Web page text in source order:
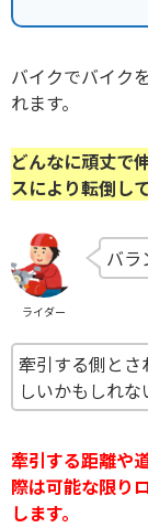
バイクでバイク
れます。
どんなに頑丈で
スにより転倒し
ライダー
バラ
牽引する側と
しいかもしれな
牽引する距離や
際は可能な限り
します。